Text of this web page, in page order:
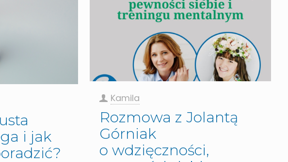
i jak
Kamila
Rozmowa z Jolantą
Górniak
o wdzięczności,